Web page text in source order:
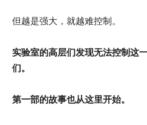
但越是强大，就越难控制。
实验室的高层们发现无法控制这
们。
第一部的故事也从这里开始。